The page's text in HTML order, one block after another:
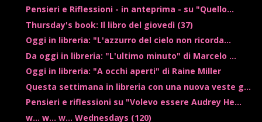
Pensieri e Riflessioni - in anteprima - su "Quello...
Thursday's book: Il libro del giovedì (37)
Oggi in libreria: "L'azzurro del cielo non ricorda...
Da oggi in libreria: "L'ultimo minuto" di Marcelo ...
Oggi in libreria: "A occhi aperti" di Raine Miller
Questa settimana in libreria con una nuova veste g...
Pensieri e riflessioni su "Volevo essere Audrey He...
w... w... w... Wednesdays (120)